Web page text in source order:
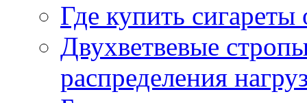
Где купить
Двухветвевые
распределения